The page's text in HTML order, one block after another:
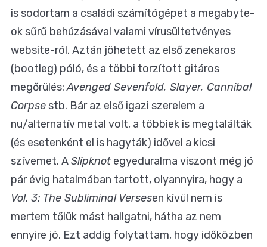
is sodortam a családi számítógépet a megabyte-
ok sűrű behúzásával valami vírusültetvényes
website-ról. Aztán jöhetett az első zenekaros
(bootleg) póló, és a többi torzított gitáros
megőrülés:Avenged Sevenfold, Slayer, Cannibal
Corpse stb. Bár az első igazi szerelem a
nu/alternatív metal volt, a többiek is megtalálták
(és esetenként el is hagyták) idővel a kicsi
szívemet. ASlipknot egyeduralma viszont még jó
pár évig hatalmában tartott, olyannyira, hogy a
Vol. 3: The Subliminal Versesen kívül nem is
mertem tőlük mást hallgatni, hátha az nem
ennyire jó. Ezt addig folytattam, hogy időközben